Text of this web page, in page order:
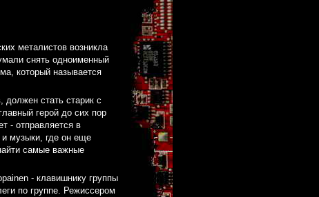
металистов возникла
снять одноименный
который называется
должен стать старик с
герой до сих пор
- отправляется в
музыки, где он еще
самые важные
- клавишнику группы
по группе. Режиссером